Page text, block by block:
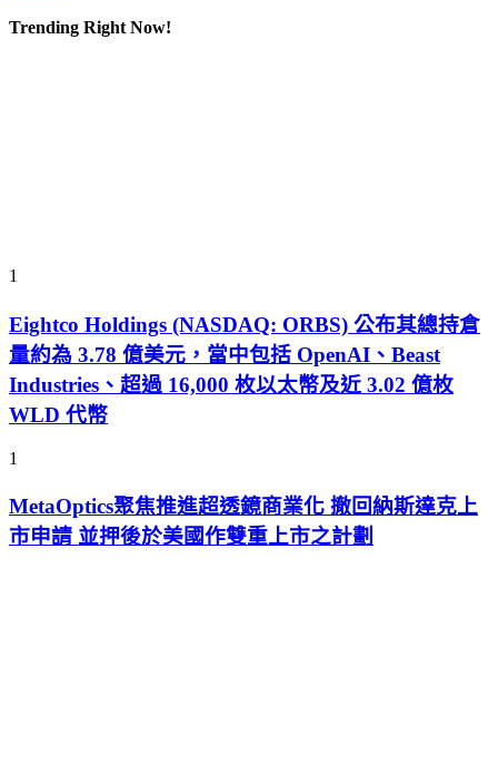
Trending Right Now!
1
Eightco Holdings (NASDAQ: ORBS) 公布其總持倉
量約為 3.78 億美元，當中包括 OpenAI、Beast
Industries、超過 16,000 枚以太幣及近 3.02 億枚
WLD 代幣
1
MetaOptics聚焦推進超透鏡商業化 撤回納斯達克上
市申請 並押後於美國作雙重上市之計劃